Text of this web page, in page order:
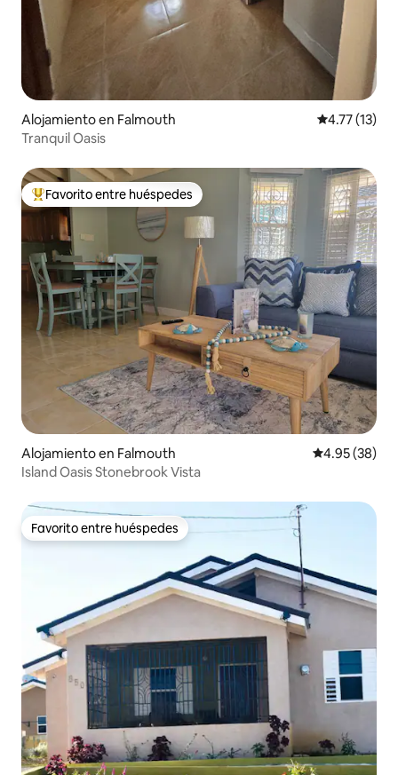
Alojamiento en Falmouth Calificación
4.77 (13)
Tranquil Oasis
Favorito entre huéspedes preferido
Favorito entre huéspedes
Alojamiento en Falmouth Calificación
4.95 (38)
Island Oasis Stonebrook Vista
Favorito entre huéspedes
Favorito entre huéspedes